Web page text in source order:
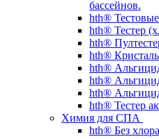
бассейнов.
hth®
hth® Тестер
hth®
hth®
hth®
hth®
hth®
hth® Тестер
Химия для СПА
hth® Без